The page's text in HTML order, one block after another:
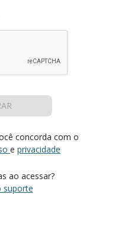
concorda com o
e privacidade
ao acessar?
suporte